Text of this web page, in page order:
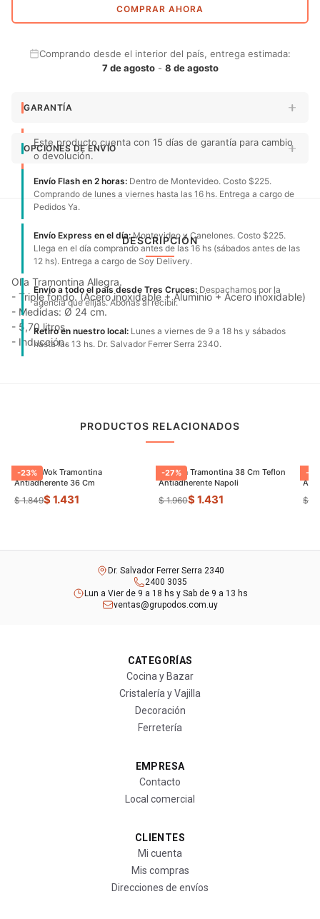
COMPRAR AHORA
Comprando desde el interior del país, entrega estimada:
7 de agosto- 8 de agosto
GARANTÍA
Este producto cuenta con 15 días de garantía para cambio
o devolución.
OPCIONES DE ENVÍO
Envío Flash en 2 horas: Dentro de Montevideo. Costo $225.
Comprando de lunes a viernes hasta las 16 hs. Entrega a cargo de
Pedidos Ya.
Envío Express en el día:Montevideo y Canelones. Costo $225.
Llega en el día comprando antes de las 16 hs (sábados antes de las
12 hs). Entrega a cargo de Soy Delivery.
Envío a todo el país desde Tres Cruces: Despachamos por la
agencia que elijas. Abonas al recibir.
Retiro en nuestro local: Lunes a viernes de 9 a 18 hs y sábados
hasta las 13 hs. Dr. Salvador Ferrer Serra 2340.
DESCRIPCIÓN
Olla Tramontina Allegra.
- Triple fondo. (Acero inoxidable + Aluminio + Acero inoxidable)
- Medidas: Ø 24 cm.
- 5,70 litros.
- Inducción.
PRODUCTOS RELACIONADOS
-23%
Sarten Wok Tramontina
Antiadherente 36 Cm
$ 1.849$ 1.431
-27%
Paellera Tramontina 38 Cm Teflon
Antiadherente Napoli
$ 1.960$ 1.431
-
$
Dr. Salvador Ferrer Serra 2340
2400 3035
Lun a Vier de 9 a 18 hs y Sab de 9 a 13 hs
ventas@grupodos.com.uy
CATEGORÍAS
Cocina y Bazar
Cristalería y Vajilla
Decoración
Ferretería
EMPRESA
Contacto
Local comercial
CLIENTES
Mi cuenta
Mis compras
Direcciones de envíos